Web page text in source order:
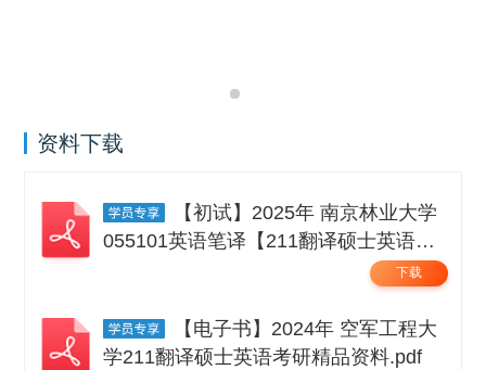
资料下载
【初试】2025年 南京林业大学
055101英语笔译【211翻译硕士英语】
下载
【电子书】2024年 空军工程大
学211翻译硕士英语考研精品资料.pdf